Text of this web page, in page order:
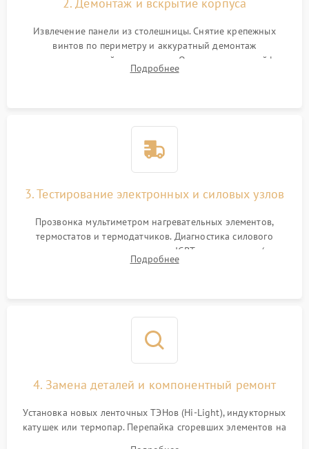
Извлечение панели из столешницы. Снятие крепежных
винтов по периметру и аккуратный демонтаж
стеклокерамической поверхности. Отсоединение шлейфов
сенсорного блока для доступа к силовым платам, катушкам
Подробнее
3. Тестирование электронных и силовых узлов
Прозвонка мультиметром нагревательных элементов,
термостатов и термодатчиков. Диагностика силового
модуля, реле, диодных мостов и IGBT-транзисторов (для
индукции). Проверка кранов и газ-контроля (для газовых
Подробнее
4. Замена деталей и компонентный ремонт
Установка новых ленточных ТЭНов (Hi-Light), индукторных
катушек или термопар. Перепайка сгоревших элементов на